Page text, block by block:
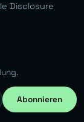
Disclosure
Abonnieren